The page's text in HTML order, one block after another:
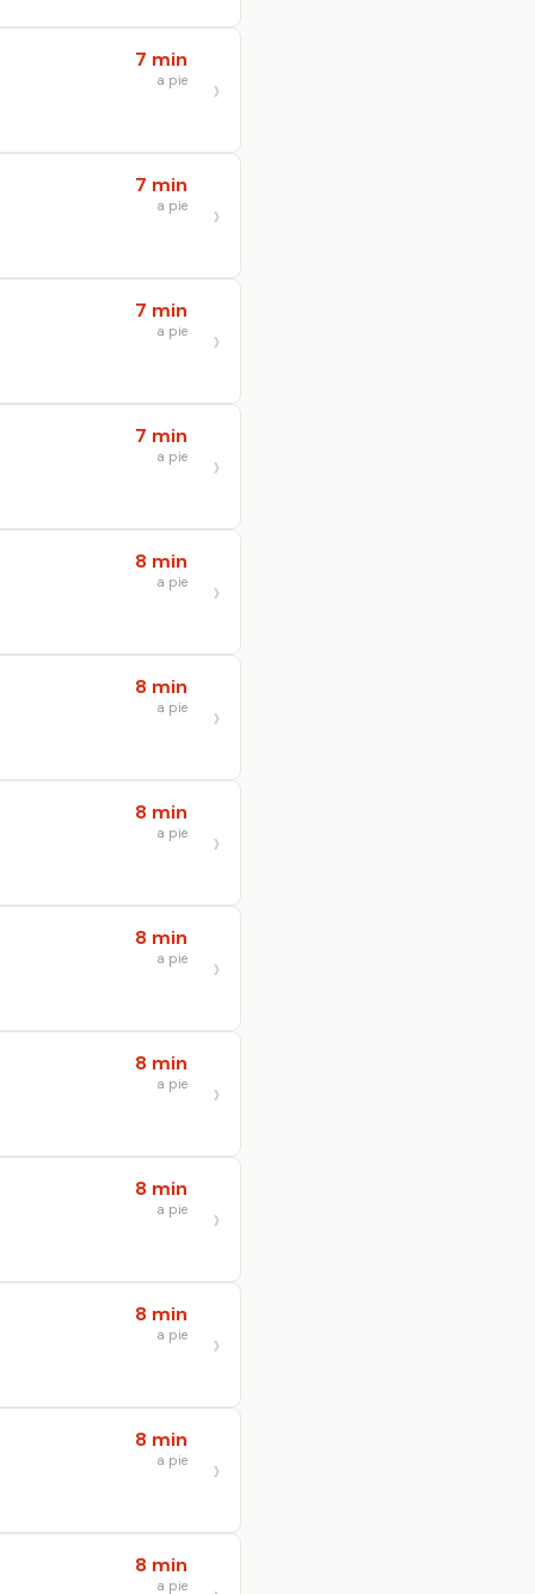
7 min
a pie
7 min
a pie
7 min
a pie
7 min
a pie
8 min
a pie
8 min
a pie
8 min
a pie
8 min
a pie
8 min
a pie
8 min
a pie
8 min
a pie
8 min
a pie
8 min
a pie